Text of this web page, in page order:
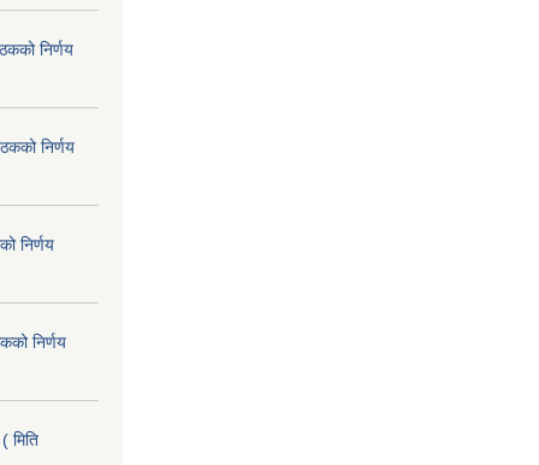
निर्णय
निर्णय
निर्णय
निर्णय
मिति